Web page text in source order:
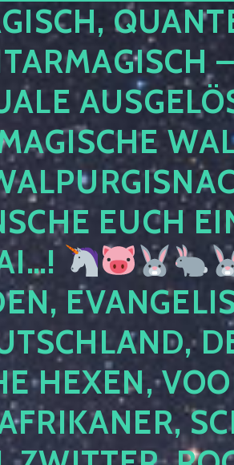
EUCH
HEXEN,